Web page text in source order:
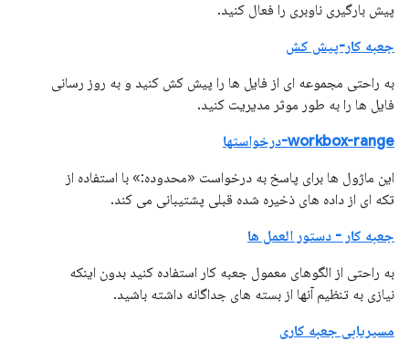
پیش بارگیری ناوبری را فعال کنید.
جعبه کار-پیش کش
به راحتی مجموعه ای از فایل ها را پیش کش کنید و به روز رسانی
فایل ها را به طور موثر مدیریت کنید.
workbox-range-درخواستها
این ماژول ها برای پاسخ به درخواست «محدوده:» با استفاده از
تکه ای از داده های ذخیره شده قبلی پشتیبانی می کند.
جعبه کار - دستور العمل ها
به راحتی از الگوهای معمول جعبه کار استفاده کنید بدون اینکه
نیازی به تنظیم آنها از بسته های جداگانه داشته باشید.
مسیریابی جعبه کاری